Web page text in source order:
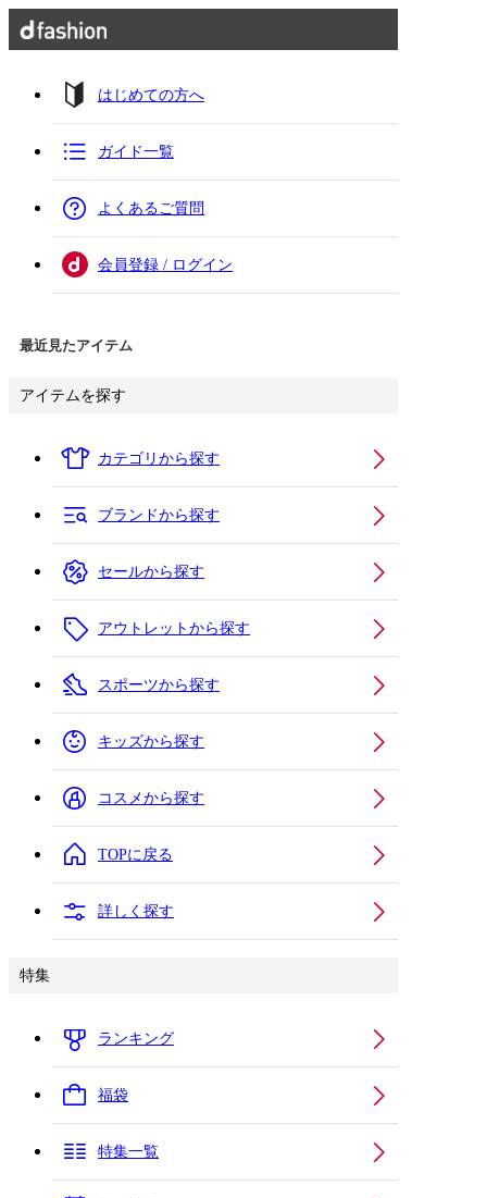
はじめての方へ
ガイド一覧
よくあるご質問
会員登録 / ログイン
最近見たアイテム
アイテムを探す
カテゴリから探す
ブランドから探す
セールから探す
アウトレットから探す
スポーツから探す
キッズから探す
コスメから探す
TOPに戻る
詳しく探す
特集
ランキング
福袋
特集一覧